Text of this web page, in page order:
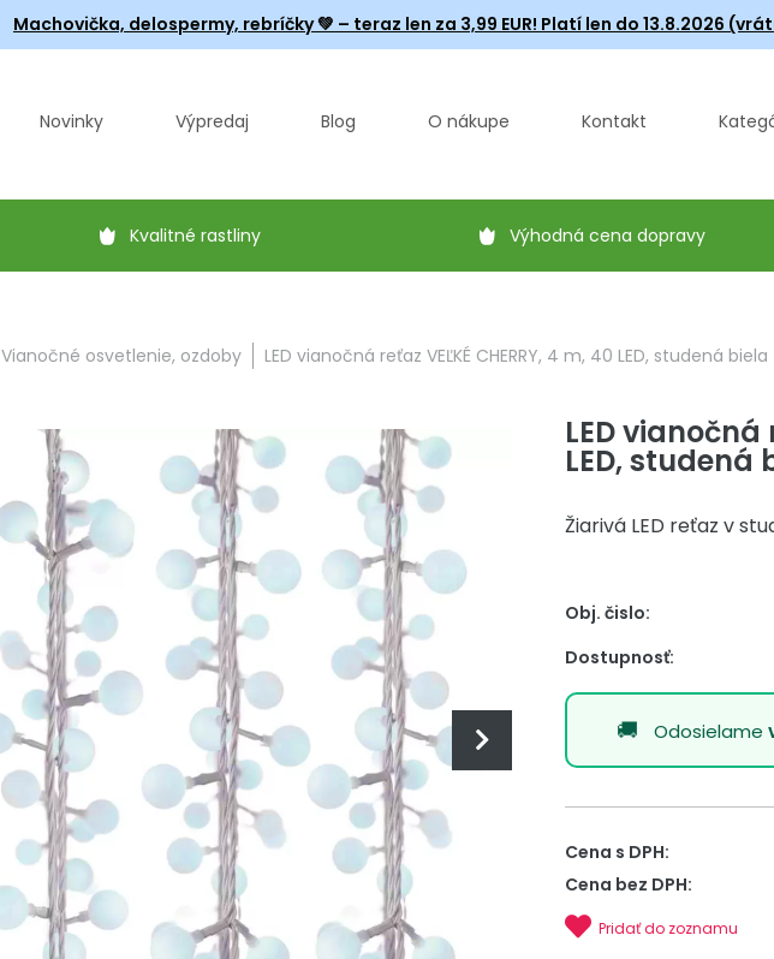
Machovička, delospermy, rebríčky💚 – teraz len za 3,99 EUR! Platí len do 13.8.2026
Novinky Výpredaj Blog O nákupe Kontakt
Kvalitné rastliny Výhodná cena dopravy
Vianočné osvetlenie, ozdoby LED vianočná reťaz VEĽKÉ CHERRY, 4 m, 40 LED, studená biela
LED vianočná
LED, studená
Žiarivá LED reťaz v
Obj. čislo:
Dostupnosť:
Odosielame
Cena s DPH:
Cena bez DPH:
Pridať do zoznamu